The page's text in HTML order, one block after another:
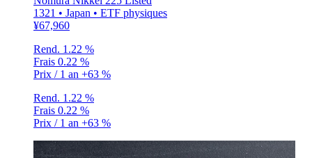
1321 • Japan • ETF physiques
¥67,960
Rend. 1.22 %
Frais 0.22 %
Prix / 1 an +63 %
Rend. 1.22 %
Frais 0.22 %
Prix / 1 an +63 %